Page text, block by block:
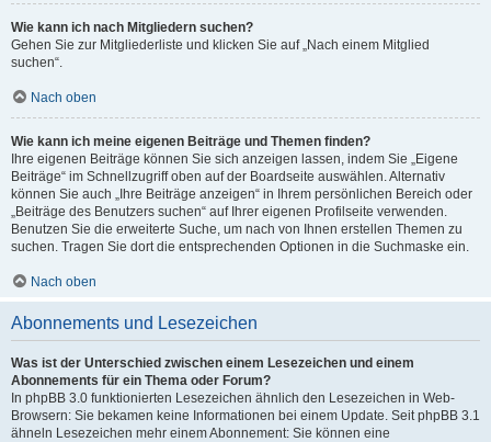
Wie kann ich nach Mitgliedern suchen?
Gehen Sie zur Mitgliederliste und klicken Sie auf „Nach einem Mitglied
suchen“.
Nach oben
Wie kann ich meine eigenen Beiträge und Themen finden?
Ihre eigenen Beiträge können Sie sich anzeigen lassen, indem Sie „Eigene
Beiträge“ im Schnellzugriff oben auf der Boardseite auswählen. Alternativ
können Sie auch „Ihre Beiträge anzeigen“ in Ihrem persönlichen Bereich oder
„Beiträge des Benutzers suchen“ auf Ihrer eigenen Profilseite verwenden.
Benutzen Sie die erweiterte Suche, um nach von Ihnen erstellen Themen zu
suchen. Tragen Sie dort die entsprechenden Optionen in die Suchmaske ein.
Nach oben
Abonnements und Lesezeichen
Was ist der Unterschied zwischen einem Lesezeichen und einem
Abonnements für ein Thema oder Forum?
In phpBB 3.0 funktionierten Lesezeichen ähnlich den Lesezeichen in Web-
Browsern: Sie bekamen keine Informationen bei einem Update. Seit phpBB 3.1
ähneln Lesezeichen mehr einem Abonnement: Sie können eine